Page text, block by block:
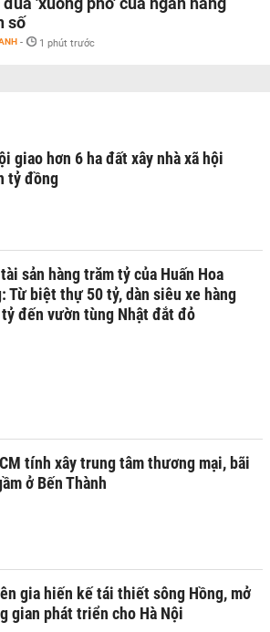
số
- 1 phút trước
giao hơn 6 ha đất xây nhà xã hội
tỷ đồng
sản hàng trăm tỷ của Huấn Hoa
Từ biệt thự 50 tỷ, dàn siêu xe hàng
đến vườn tùng Nhật đắt đỏ
tính xây trung tâm thương mại, bãi
ở Bến Thành
gia hiến kế tái thiết sông Hồng, mở
gian phát triển cho Hà Nội